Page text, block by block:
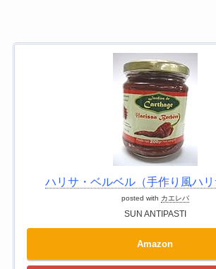
ハリサ・ベルベル（手作り風ハ
posted with カエレバ
SUN ANTIPASTI
Amazon